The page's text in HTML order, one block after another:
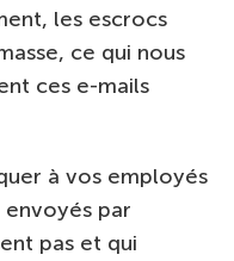
les escrocs
ce qui nous
ces e-mails
à vos employés
par
pas et qui